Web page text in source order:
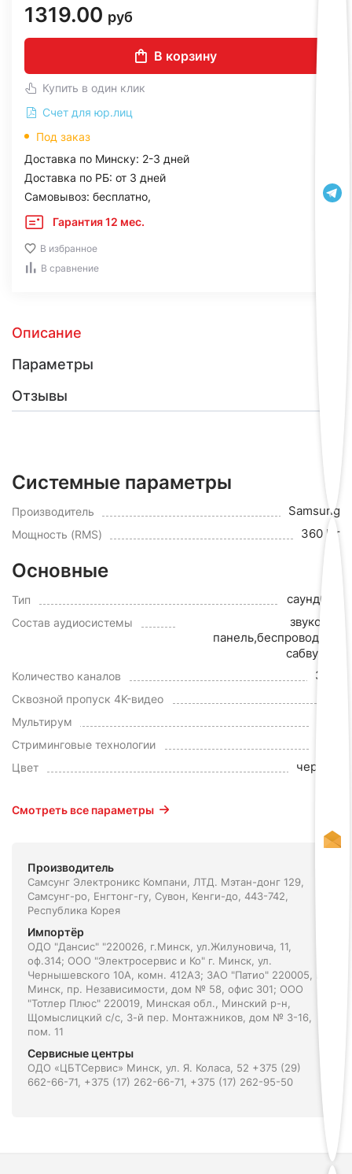
1319.00 руб
В корзину
Купить в один клик
Счет для юр.лиц
Под заказ
Доставка по Минску: 2-3 дней
Доставка по РБ: от 3 дней
Самовывоз: бесплатно,
Гарантия 12 мес.
В избранное
В сравнение
Описание
Параметры
Отзывы
Системные параметры
Производитель Samsung
Мощность (RMS) 360 Вт
Основные
Тип саундбар
Состав аудиосистемы
звуковая
панель,беспроводной
сабвуфер
Количество каналов 3.1.2
Сквозной пропуск 4K-видео
Мультирум
Стриминговые технологии
Цвет черный
Смотреть все параметры
Производитель
Самсунг Электроникс Компани, ЛТД. Мэтан-донг 129,
Самсунг-ро, Енгтонг-гу, Сувон, Кенги-до, 443-742,
Республика Корея
Импортёр
ОДО "Дансис" "220026, г.Минск, ул.Жилуновича, 11,
оф.314; ООО "Электросервис и Ко" г. Минск, ул.
Чернышевского 10А, комн. 412А3; ЗАО "Патио" 220005, г.
Минск, пр. Независимости, дом № 58, офис 301; ООО
"Тотлер Плюс" 220019, Минская обл., Минский р-н,
Щомыслицкий с/с, 3-й пер. Монтажников, дом № 3-16,
пом. 11
Сервисные центры
ОДО «ЦБТСервис» Минск, ул. Я. Коласа, 52 +375 (29)
662-66-71, +375 (17) 262-66-71, +375 (17) 262-95-50